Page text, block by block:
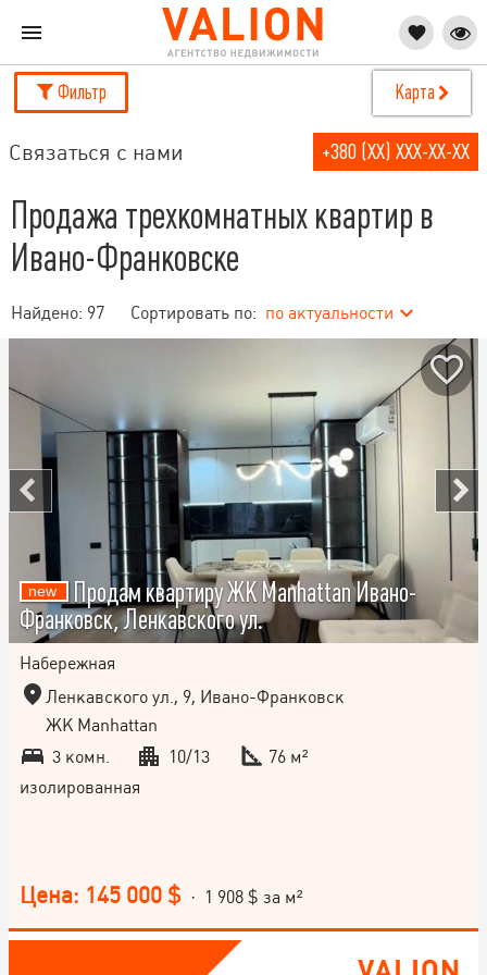
Фильтр Карта
Связаться с нами +380 (XX) XXX-XX-XX
Продажа трехкомнатных квартир в
Ивано-Франковске
Найдено: 97 Сортировать по: по актуальности
Продам квартиру ЖК Manhattan Ивано-
Франковск, Ленкавского ул.
Набережная
Ленкавского ул., 9, Ивано-Франковск
ЖК Manhattan
3 комн.
10/13
76 м²
изолированная
Цена: 145 000 $ · 1 908 $ за м²